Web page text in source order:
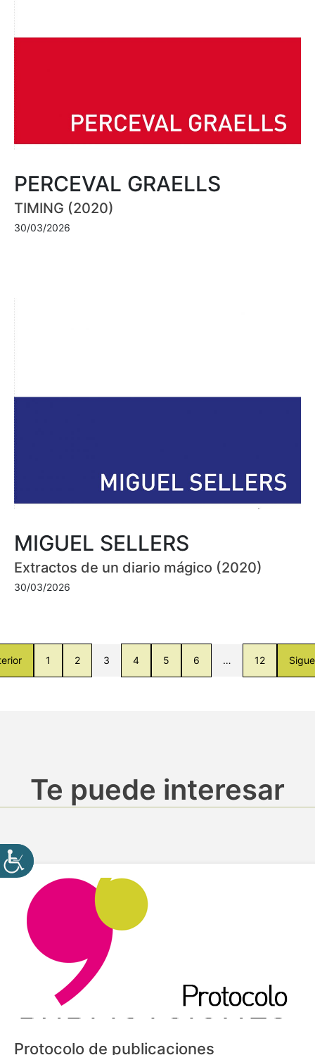
PERCEVAL GRAELLS
TIMING (2020)
30/03/2026
MIGUEL SELLERS
Extractos de un diario mágico (2020)
30/03/2026
1 2 3 4 5 6 … 12
Te puede interesar
Protocolo de publicaciones